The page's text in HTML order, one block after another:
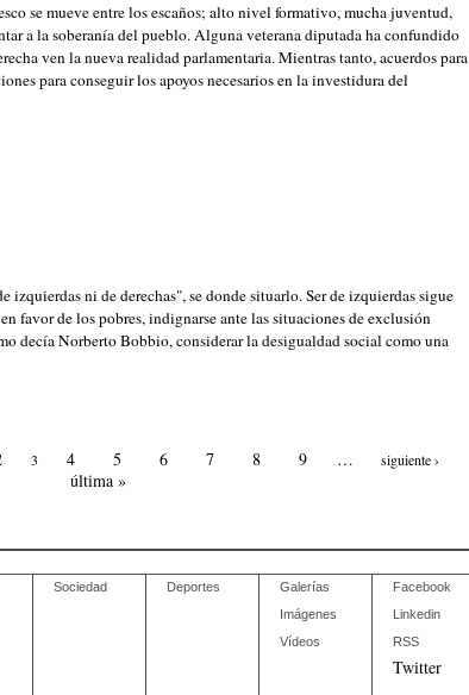
se mueve entre los escaños; alto nivel formativo, mucha juventud,
a la soberanía del pueblo. Alguna veterana diputada ha confundido
ven la nueva realidad parlamentaria. Mientras tanto, acuerdos para
para conseguir los apoyos necesarios en la investidura del
izquierdas ni de derechas", se donde situarlo. Ser de izquierdas sigue
favor de los pobres, indignarse ante las situaciones de exclusión
decía Norberto Bobbio, considerar la desigualdad social como una
3 4 5 6 7 8 9 … siguiente ›
última »
Sociedad Deportes
Galerías
Imágenes
Vídeos
Facebook
Linkedin
RSS
Twitter